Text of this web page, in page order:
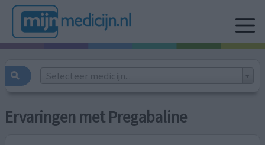
Selecteer medicijn...
Ervaringen met Pregabaline